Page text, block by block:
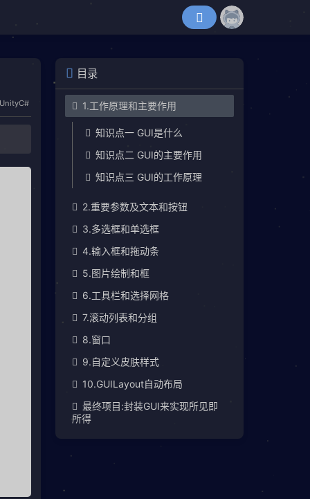
C#
目录
1.工作原理和主要作用
知识点一 GUI是什么
知识点二 GUI的主要作用
知识点三 GUI的工作原理
2.重要参数及文本和按钮
3.多选框和单选框
4.输入框和拖动条
5.图片绘制和框
6.工具栏和选择网格
7.滚动列表和分组
8.窗口
9.自定义皮肤样式
10.GUILayout自动布局
最终项目:封装GUI来实现所见即
所得